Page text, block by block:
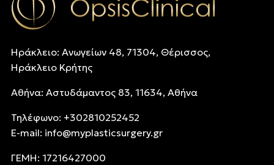
Ηράκλειο: Ανωγείων 48, 71304, Θέρισσος,
Ηράκλειο Κρήτης
Αθήνα: Αστυδάμαντος 83, 11634, Αθήνα
Τηλέφωνo: +302810252452
E-mail: info@myplasticsurgery.gr
ΓΕΜΗ: 17216427000